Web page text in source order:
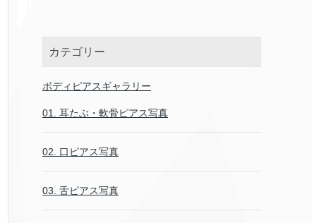
カテゴリー
ボディピアスギャラリー
01. 耳たぶ・軟骨ピアス写真
02. 口ピアス写真
03. 舌ピアス写真